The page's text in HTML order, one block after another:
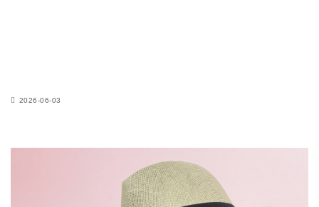
2026-06-03